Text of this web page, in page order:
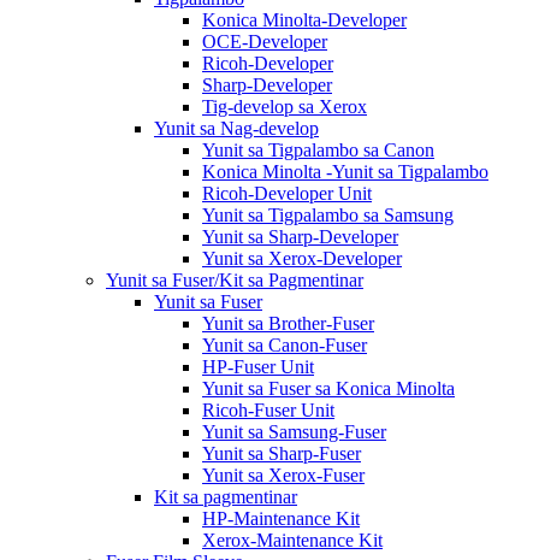
Konica Minolta-Developer
OCE-Developer
Ricoh-Developer
Sharp-Developer
Tig-develop sa Xerox
Yunit sa Nag-develop
Yunit sa Tigpalambo sa Canon
Konica Minolta -Yunit sa Tigpalambo
Ricoh-Developer Unit
Yunit sa Tigpalambo sa Samsung
Yunit sa Sharp-Developer
Yunit sa Xerox-Developer
Yunit sa Fuser/Kit sa Pagmentinar
Yunit sa Fuser
Yunit sa Brother-Fuser
Yunit sa Canon-Fuser
HP-Fuser Unit
Yunit sa Fuser sa Konica Minolta
Ricoh-Fuser Unit
Yunit sa Samsung-Fuser
Yunit sa Sharp-Fuser
Yunit sa Xerox-Fuser
Kit sa pagmentinar
HP-Maintenance Kit
Xerox-Maintenance Kit